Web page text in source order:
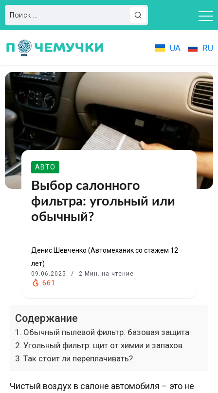
UA RU
АВТО
Выбор салонного
фильтра: угольный или
обычный?
Денис Шевченко (Автомеханик со стажем 12
лет)
09.06.2025 2 Мин. на чтение
661
Содержание
Обычный пылевой фильтр: базовая защита
Угольный фильтр: щит от химии и запахов
Так стоит ли переплачивать?
Чистый воздух в салоне автомобиля – это не